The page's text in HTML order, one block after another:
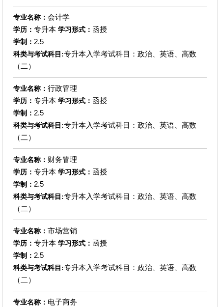
专业名称： 会计学
学历： 专升本 学习形式： 函授
学制： 2.5
科类与考试科目:专升本入学考试科目：政治、英语、高数
（二）
专业名称： 行政管理
学历： 专升本 学习形式： 函授
学制： 2.5
科类与考试科目:专升本入学考试科目：政治、英语、高数
（二）
专业名称： 财务管理
学历： 专升本 学习形式： 函授
学制： 2.5
科类与考试科目:专升本入学考试科目：政治、英语、高数
（二）
专业名称： 市场营销
学历： 专升本 学习形式： 函授
学制： 2.5
科类与考试科目:专升本入学考试科目：政治、英语、高数
（二）
专业名称： 电子商务